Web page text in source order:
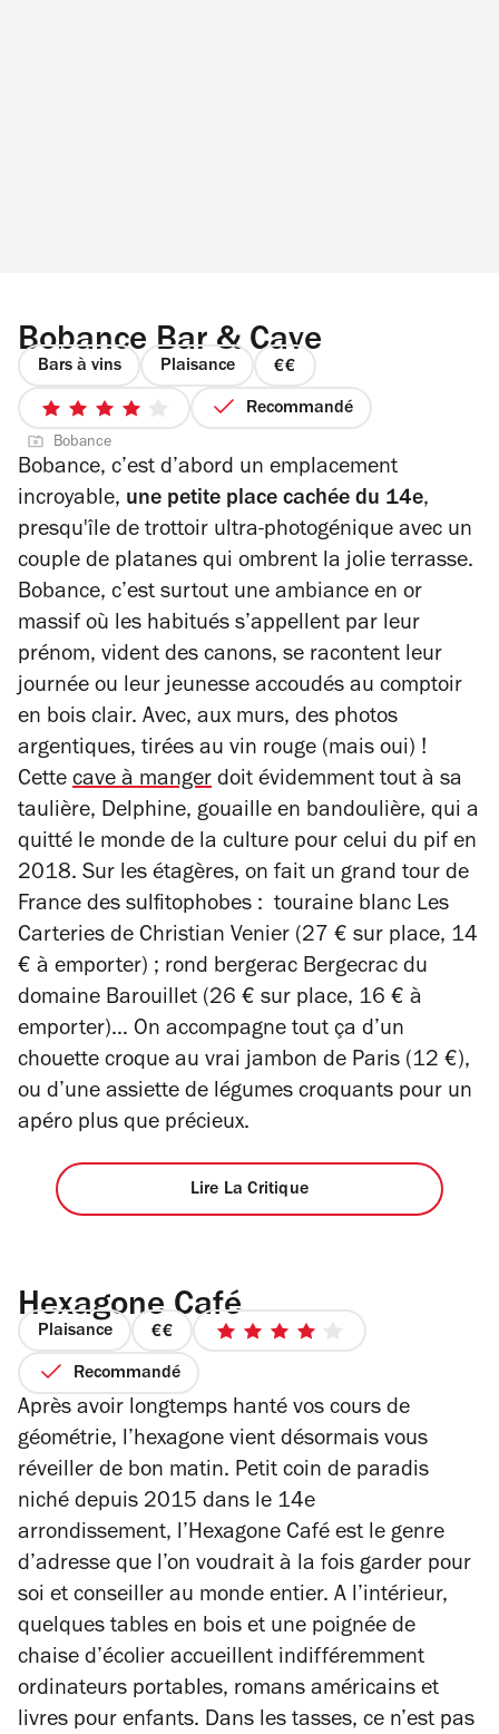
Bobance Bar & Cave
Bars à vins Plaisance
prix
2
4
sur
5
étoiles
Recommandé
Bobance
Bobance, c’est d’abord un emplacement
incroyable, une petite place cachée du 14e,
presqu'île de trottoir ultra-photogénique avec un
couple de platanes qui ombrent la jolie terrasse.
Bobance, c’est surtout une ambiance en or
massif où les habitués s’appellent par leur
prénom, vident des canons, se racontent leur
journée ou leur jeunesse accoudés au comptoir
en bois clair. Avec, aux murs, des photos
argentiques, tirées au vin rouge (mais oui) !
Cette cave à manger doit évidemment tout à sa
taulière, Delphine, gouaille en bandoulière, qui a
quitté le monde de la culture pour celui du pif en
2018. Sur les étagères, on fait un grand tour de
France des sulfitophobes : touraine blanc Les
Carteries de Christian Venier (27 € sur place, 14
€ à emporter) ; rond bergerac Bergecrac du
domaine Barouillet (26 € sur place, 16 € à
emporter)… On accompagne tout ça d’un
chouette croque au vrai jambon de Paris (12 €),
ou d’une assiette de légumes croquants pour un
apéro plus que précieux.
Lire La Critique
Hexagone Café
Plaisance
prix
2
sur
4
4
5
Recommandé
Après avoir longtemps hanté vos cours de
géométrie, l’hexagone vient désormais vous
réveiller de bon matin. Petit coin de paradis
niché depuis 2015 dans le 14e
arrondissement, l’Hexagone Café est le genre
d’adresse que l’on voudrait à la fois garder pour
soi et conseiller au monde entier. A l’intérieur,
quelques tables en bois et une poignée de
chaise d’écolier accueillent indifféremment
ordinateurs portables, romans américains et
livres pour enfants. Dans les tasses, ce n’est pas